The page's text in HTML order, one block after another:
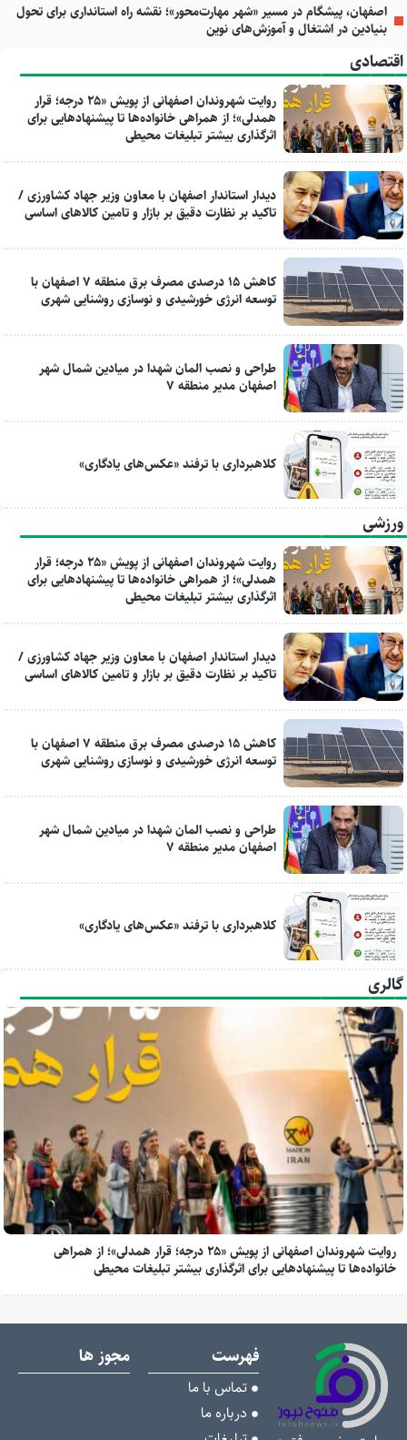
اصفهان، پیشگام در مسیر «شهر مهارت‌محور»؛ نقشه راه استانداری برای تحول
بنیادین در اشتغال و آموزش‌های نوین
اقتصادی
روایت شهروندان اصفهانی از پویش «۲۵ درجه؛ قرار
همدلی»؛ از همراهی خانواده‌ها تا پیشنهادهایی برای
اثرگذاری بیشتر تبلیغات محیطی
دیدار استاندار اصفهان با معاون وزیر جهاد کشاورزی /
تاکید بر نظارت دقیق بر بازار و تامین کالاهای اساسی
کاهش ۱۵ درصدی مصرف برق منطقه ۷ اصفهان با
توسعه انرژی خورشیدی و نوسازی روشنایی شهری
طراحی و نصب المان شهدا در میادین شمال شهر
اصفهان مدیر منطقه ۷
کلاهبرداری با ترفند «عکس‌های یادگاری»
ورزشی
روایت شهروندان اصفهانی از پویش «۲۵ درجه؛ قرار
همدلی»؛ از همراهی خانواده‌ها تا پیشنهادهایی برای
اثرگذاری بیشتر تبلیغات محیطی
دیدار استاندار اصفهان با معاون وزیر جهاد کشاورزی /
تاکید بر نظارت دقیق بر بازار و تامین کالاهای اساسی
کاهش ۱۵ درصدی مصرف برق منطقه ۷ اصفهان با
توسعه انرژی خورشیدی و نوسازی روشنایی شهری
طراحی و نصب المان شهدا در میادین شمال شهر
اصفهان مدیر منطقه ۷
کلاهبرداری با ترفند «عکس‌های یادگاری»
گالری
روایت شهروندان اصفهانی از پویش «۲۵ درجه؛ قرار همدلی»؛ از همراهی
خانواده‌ها تا پیشنهادهایی برای اثرگذاری بیشتر تبلیغات محیطی
فهرست
تماس با ما
درباره ما
مجوز ها